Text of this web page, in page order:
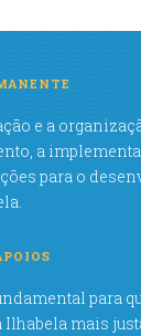
e a
a
para o
para
mais